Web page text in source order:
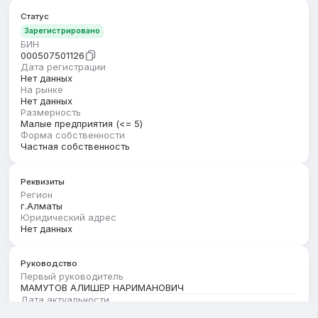
Статус
Зарегистрировано
БИН
000507501126
Дата регистрации
Нет данных
На рынке
Нет данных
Размерность
Малые предприятия (<= 5)
Форма собственности
Частная собственность
Реквизиты
Регион
г.Алматы
Юридический адрес
Нет данных
Руководство
Первый руководитель
МАМУТОВ АЛИШЕР НАРИМАНОВИЧ
Дата актуальности